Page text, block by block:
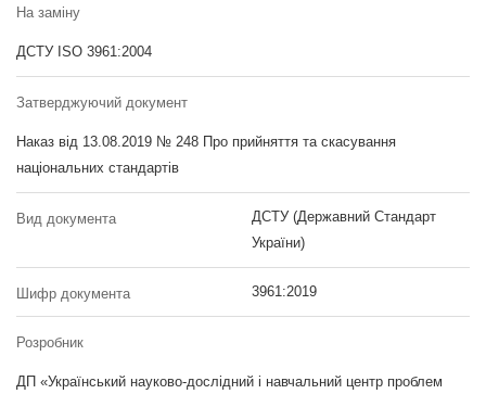
На заміну
ДСТУ ISO 3961:2004
Затверджуючий документ
Наказ від 13.08.2019 № 248 Про прийняття та скасування
національних стандартів
Вид документа
ДСТУ (Державний Стандарт
України)
Шифр документа 3961:2019
Розробник
ДП «Український науково-дослідний і навчальний центр проблем